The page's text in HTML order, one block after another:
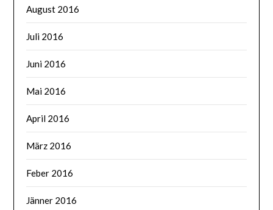
August 2016
Juli 2016
Juni 2016
Mai 2016
April 2016
März 2016
Feber 2016
Jänner 2016